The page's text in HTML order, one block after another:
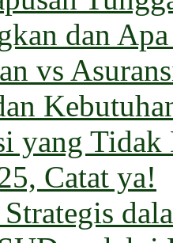
dan
vs
yang
Catat ya!